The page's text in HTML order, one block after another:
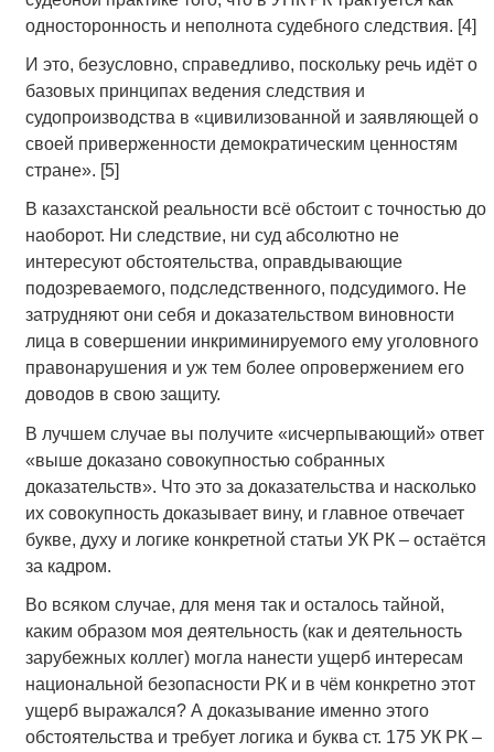
односторонность и неполнота судебного следствия. [4]
И это, безусловно, справедливо, поскольку речь идёт о
базовых принципах ведения следствия и
судопроизводства в «цивилизованной и заявляющей о
своей приверженности демократическим ценностям
стране». [5]
В казахстанской реальности всё обстоит с точностью до
наоборот. Ни следствие, ни суд абсолютно не
интересуют обстоятельства, оправдывающие
подозреваемого, подследственного, подсудимого. Не
затрудняют они себя и доказательством виновности
лица в совершении инкриминируемого ему уголовного
правонарушения и уж тем более опровержением его
доводов в свою защиту.
В лучшем случае вы получите «исчерпывающий» ответ
«выше доказано совокупностью собранных
доказательств». Что это за доказательства и насколько
их совокупность доказывает вину, и главное отвечает
букве, духу и логике конкретной статьи УК РК – остаётся
за кадром.
Во всяком случае, для меня так и осталось тайной,
каким образом моя деятельность (как и деятельность
зарубежных коллег) могла нанести ущерб интересам
национальной безопасности РК и в чём конкретно этот
ущерб выражался? А доказывание именно этого
обстоятельства и требует логика и буква ст. 175 УК РК –